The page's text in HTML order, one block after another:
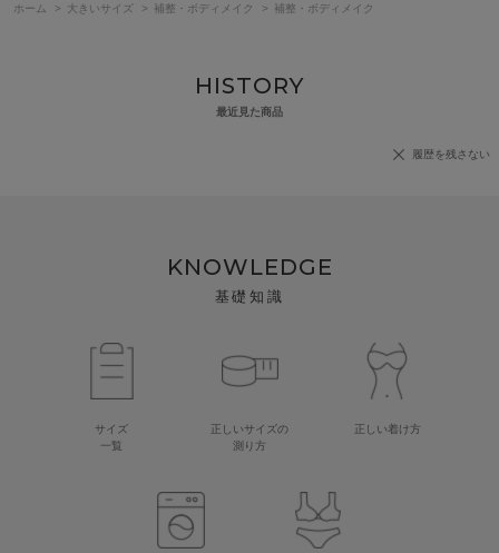
ホーム
> 大きいサイズ > 補整・ボディメイク > 補整・ボディメイク
HISTORY
最近見た商品
履歴を残さない
KNOWLEDGE
基礎知識
サイズ
一覧
正しいサイズの
測り方
正しい着け方